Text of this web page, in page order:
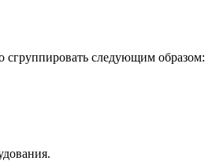
сгруппировать следующим образом: